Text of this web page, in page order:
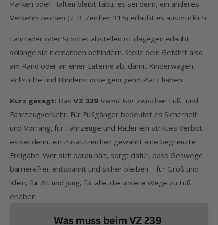
Parken oder Halten bleibt tabu, es sei denn, ein anderes
Verkehrszeichen (z. B. Zeichen 315) erlaubt es ausdrücklich.
Fahrräder oder Scooter abstellen ist dagegen erlaubt,
solange sie niemanden behindern. Stelle dein Gefährt also
am Rand oder an einer Laterne ab, damit Kinderwagen,
Rollstühle und Blindenstöcke genügend Platz haben.
Kurz gesagt: Das VZ 239 trennt klar zwischen Fuß- und
Fahrzeugverkehr. Für Fußgänger bedeutet es Sicherheit
und Vorrang, für Fahrzeuge und Räder ein striktes Verbot –
es sei denn, ein Zusatzzeichen gewährt eine begrenzte
Freigabe. Wer sich daran hält, sorgt dafür, dass Gehwege
barrierefrei, entspannt und sicher bleiben – für Groß und
Klein, für Alt und Jung, für alle, die unsere Wege zu Fuß
erleben.